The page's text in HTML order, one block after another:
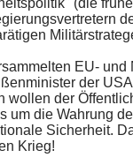
(die
EU-
der
wollen der
um die Wahrung
Sicherheit.
Krieg!